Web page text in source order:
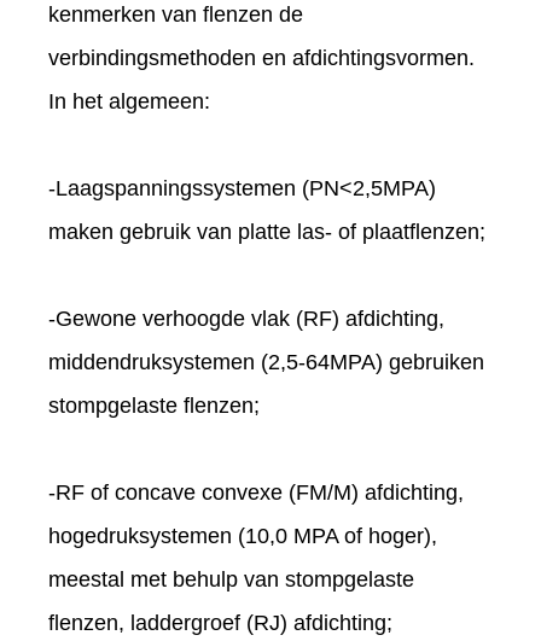
kenmerken van flenzen de
verbindingsmethoden en afdichtingsvormen.
In het algemeen:
-Laagspanningssystemen (PN<2,5MPA)
maken gebruik van platte las- of plaatflenzen;
-Gewone verhoogde vlak (RF) afdichting,
middendruksystemen (2,5-64MPA) gebruiken
stompgelaste flenzen;
-RF of concave convexe (FM/M) afdichting,
hogedruksystemen (10,0 MPA of hoger),
meestal met behulp van stompgelaste
flenzen, laddergroef (RJ) afdichting;